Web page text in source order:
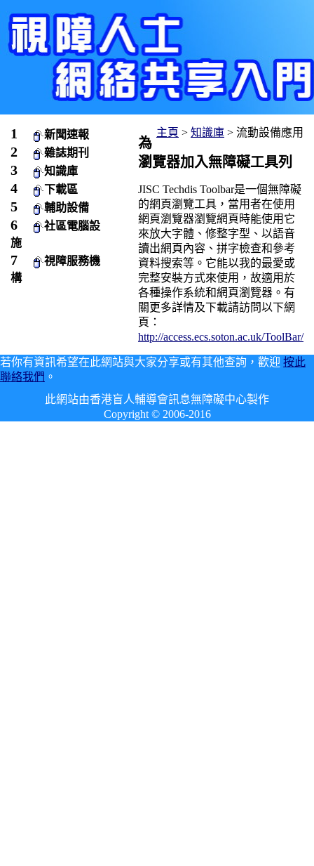
新聞速報
雜誌期刊
知識庫
下載區
輔助設備
社區電腦設
施
視障服務機
構
主頁 > 知識庫 > 流動設備應用
為
瀏覽器加入無障礙工具列
JISC Techdis Toolbar是一個無障礙
的網頁瀏覽工具，當用者在使用
網頁瀏覽器瀏覽網頁時能使用它
來放大字體、修整字型、以語音
讀出網頁內容、拼字檢查和參考
資料搜索等。它能以我的最愛或
完整安裝方式來使用，故適用於
各種操作系統和網頁瀏覽器。有
關更多詳情及下載請訪問以下網
頁：
http://access.ecs.soton.ac.uk/ToolBar/
若你有資訊希望在此網站與大家分享或有其他查詢，歡迎 按此
聯絡我們 。
此網站由香港盲人輔導會訊息無障礙中心製作
Copyright © 2006-2016